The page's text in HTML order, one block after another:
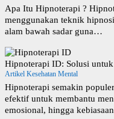
Apa Itu Hipnoterapi ?
menggunakan teknik
alam bawah sadar guna…
Hipnoterapi ID: Solusi
Artikel Kesehatan Mental
Hipnoterapi semakin
efektif untuk membantu
emosional, hingga